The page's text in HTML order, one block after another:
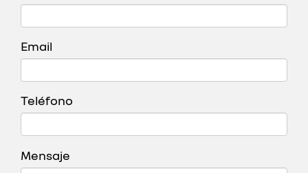
Email
Teléfono
Mensaje